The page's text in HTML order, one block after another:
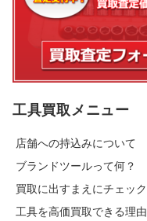
工具買取メニュー
店舗への持込みについて
ブランドツールって何？
買取に出すまえにチェック
工具を高価買取できる理由